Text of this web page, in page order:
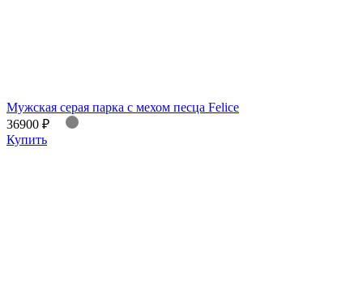
Мужская серая парка с мехом песца Felice
36900 ₽
Купить